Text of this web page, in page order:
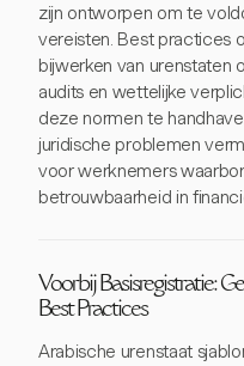
zijn ontworpen om te
vereisten. Best practices
bijwerken van urenstaten
audits en wettelijke
deze normen te
juridische problemen
voor werknemers
betrouwbaarheid in
Voorbij Basisregistratie:
Best Practices
Arabische urenstaat